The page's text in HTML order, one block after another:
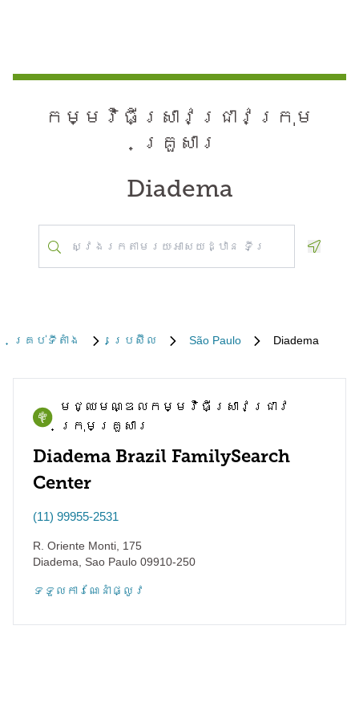
កម្មវិធី​ស្រាវជ្រាវ​ក្រុម
គ្រួសារ
Diadema
គ្រប់​ទីតាំង ប្រេស៊ីល São Paulo Diadema
មជ្ឈមណ្ឌល​កម្មវិធី​ស្រាវជ្រាវ​
ក្រុមគ្រួសារ
Diadema Brazil FamilySearch
Center
(11) 99955-2531
R. Oriente Monti, 175
Diadema
Sao Paulo 09910-250
ទទួល​ការណែនាំ​ផ្លូវ